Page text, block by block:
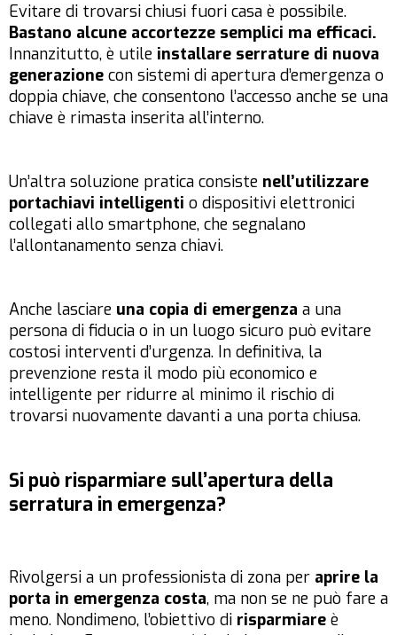
Evitare di trovarsi chiusi fuori casa è possibile.
Bastano alcune accortezze semplici ma efficaci.
Innanzitutto, è utile installare serrature di nuova
generazione con sistemi di apertura d’emergenza o
doppia chiave, che consentono l’accesso anche se una
chiave è rimasta inserita all’interno.
Un’altra soluzione pratica consiste nell’utilizzare
portachiavi intelligenti o dispositivi elettronici
collegati allo smartphone, che segnalano
l’allontanamento senza chiavi.
Anche lasciare una copia di emergenza a una
persona di fiducia o in un luogo sicuro può evitare
costosi interventi d’urgenza. In definitiva, la
prevenzione resta il modo più economico e
intelligente per ridurre al minimo il rischio di
trovarsi nuovamente davanti a una porta chiusa.
Si può risparmiare sull’apertura della
serratura in emergenza?
Rivolgersi a un professionista di zona per aprire la
porta in emergenza costa, ma non se ne può fare a
meno. Nondimeno, l’obiettivo di risparmiare è